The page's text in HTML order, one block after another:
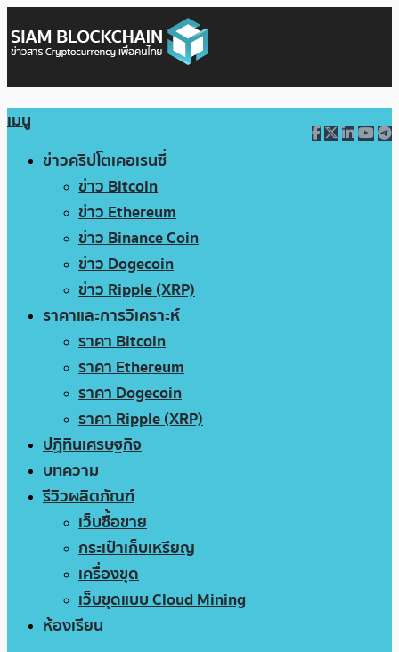
เมนู
ข่าวคริปโตเคอเรนซี่
ข่าว Bitcoin
ข่าว Ethereum
ข่าว Binance Coin
ข่าว Dogecoin
ข่าว Ripple (XRP)
ราคาและการวิเคราะห์
ราคา Bitcoin
ราคา Ethereum
ราคา Dogecoin
ราคา Ripple (XRP)
ปฏิทินเศรษฐกิจ
บทความ
รีวิวผลิตภัณฑ์
เว็บซื้อขาย
กระเป๋าเก็บเหรียญ
เครื่องขุด
เว็บขุดแบบ Cloud Mining
ห้องเรียน